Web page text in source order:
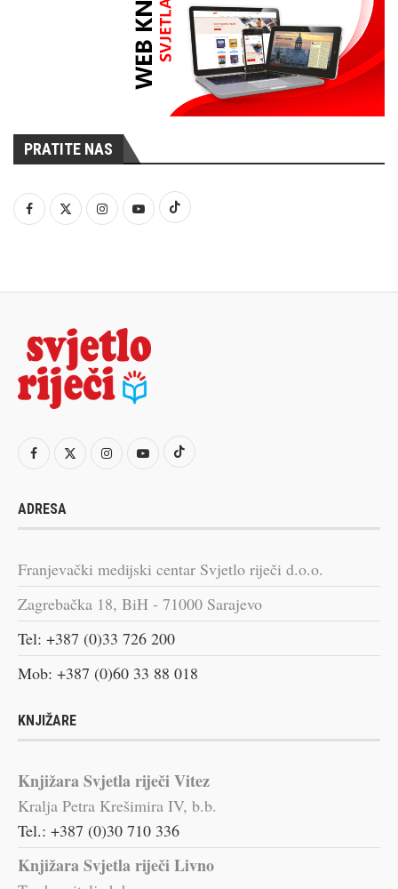
PRATITE NAS
ADRESA
Franjevački medijski centar Svjetlo riječi d.o.o.
Zagrebačka 18, BiH - 71000 Sarajevo
Tel: +387 (0)33 726 200
Mob: +387 (0)60 33 88 018
KNJIŽARE
Knjižara Svjetla riječi Vitez
Kralja Petra Krešimira IV, b.b.
Tel.: +387 (0)30 710 336
Knjižara Svjetla riječi Livno